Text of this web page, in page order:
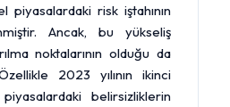
risk iştahının
Ancak, bu yükseliş
noktalarının olduğu da
2023 yılının ikinci
belirsizliklerin